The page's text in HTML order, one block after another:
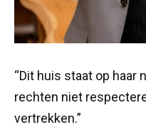
“Dit huis staat op haar
rechten niet
vertrekken.”